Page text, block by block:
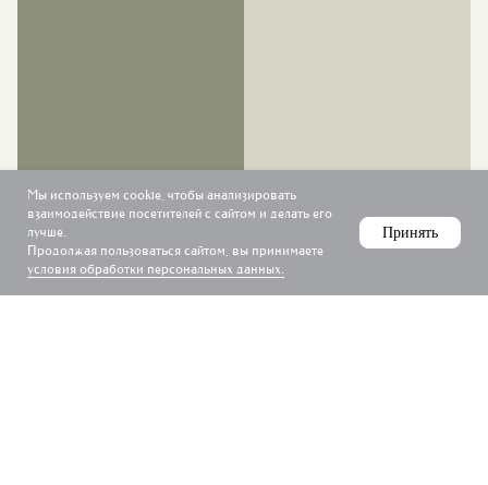
Мы используем cookie, чтобы анализировать
взаимодействие посетителей с сайтом и делать его
лучше.
Продолжая пользоваться сайтом, вы принимаете
условия обработки персональных данных.
Принять